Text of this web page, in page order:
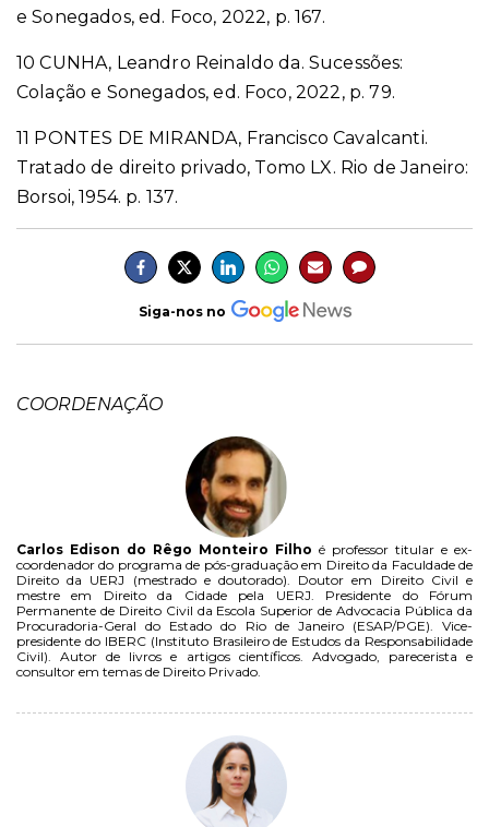
e Sonegados, ed. Foco, 2022, p. 167.
10 CUNHA, Leandro Reinaldo da. Sucessões:
Colação e Sonegados, ed. Foco, 2022, p. 79.
11 PONTES DE MIRANDA, Francisco Cavalcanti.
Tratado de direito privado, Tomo LX. Rio de Janeiro:
Borsoi, 1954. p. 137.
Siga-nos no
COORDENAÇÃO
Carlos Edison do Rêgo Monteiro Filho é professor titular e ex-
coordenador do programa de pós-graduação em Direito da Faculdade de
Direito da UERJ (mestrado e doutorado). Doutor em Direito Civil e
mestre em Direito da Cidade pela UERJ. Presidente do Fórum
Permanente de Direito Civil da Escola Superior de Advocacia Pública da
Procuradoria-Geral do Estado do Rio de Janeiro (ESAP/PGE). Vice-
presidente do IBERC (Instituto Brasileiro de Estudos da Responsabilidade
Civil). Autor de livros e artigos científicos. Advogado, parecerista e
consultor em temas de Direito Privado.